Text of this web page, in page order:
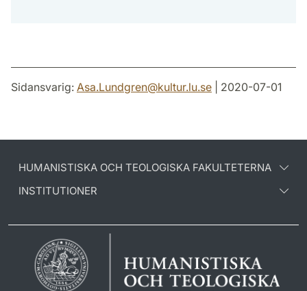
Sidansvarig: Asa.Lundgren@kultur.lu.se | 2020-07-01
HUMANISTISKA OCH TEOLOGISKA FAKULTETERNA
INSTITUTIONER